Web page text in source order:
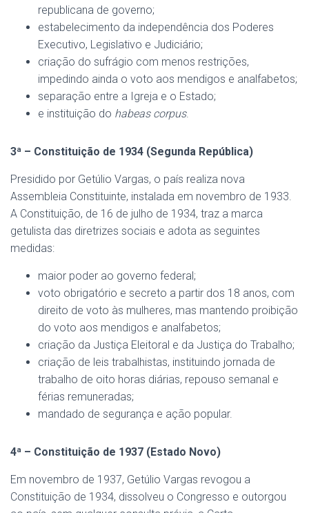
republicana de governo;
estabelecimento da independência dos Poderes
Executivo, Legislativo e Judiciário;
criação do sufrágio com menos restrições,
impedindo ainda o voto aos mendigos e analfabetos;
separação entre a Igreja e o Estado;
e instituição do habeas corpus.
3ª – Constituição de 1934 (Segunda República)
Presidido por Getúlio Vargas, o país realiza nova
Assembleia Constituinte, instalada em novembro de 1933.
A Constituição, de 16 de julho de 1934, traz a marca
getulista das diretrizes sociais e adota as seguintes
medidas:
maior poder ao governo federal;
voto obrigatório e secreto a partir dos 18 anos, com
direito de voto às mulheres, mas mantendo proibição
do voto aos mendigos e analfabetos;
criação da Justiça Eleitoral e da Justiça do Trabalho;
criação de leis trabalhistas, instituindo jornada de
trabalho de oito horas diárias, repouso semanal e
férias remuneradas;
mandado de segurança e ação popular.
4ª – Constituição de 1937 (Estado Novo)
Em novembro de 1937, Getúlio Vargas revogou a
Constituição de 1934, dissolveu o Congresso e outorgou